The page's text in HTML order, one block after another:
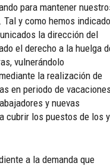
para mantener
y como hemos indicado
la dirección del
el derecho a la huelga
vulnerándolo
la realización de
en periodo de
y nuevas
cubrir los puestos de los y
a la demanda que